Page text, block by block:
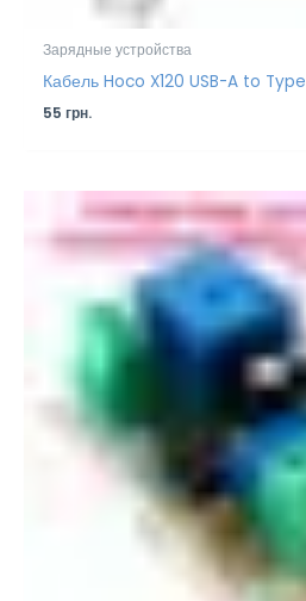
Зарядные устройства
Кабель Hoco X120 USB-A to
55грн.